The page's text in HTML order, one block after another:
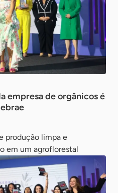
empresa de orgânicos é
produção limpa e
em um agroflorestal